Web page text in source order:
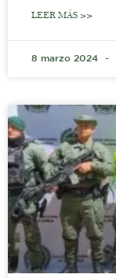
LEER MÁS >>
8 marzo 2024